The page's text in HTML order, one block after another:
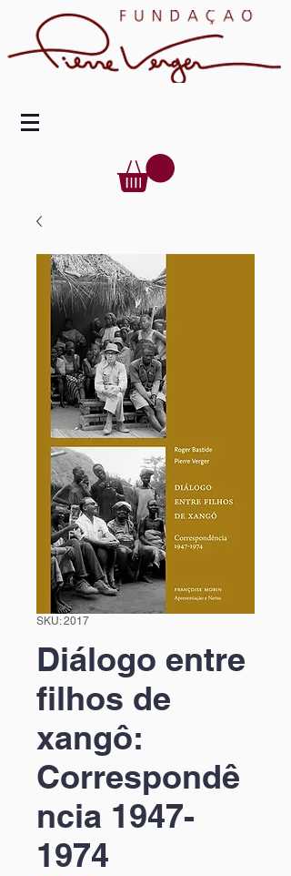
SKU: 2017
Diálogo entre
filhos de
xangô:
Correspondê
ncia 1947-
1974